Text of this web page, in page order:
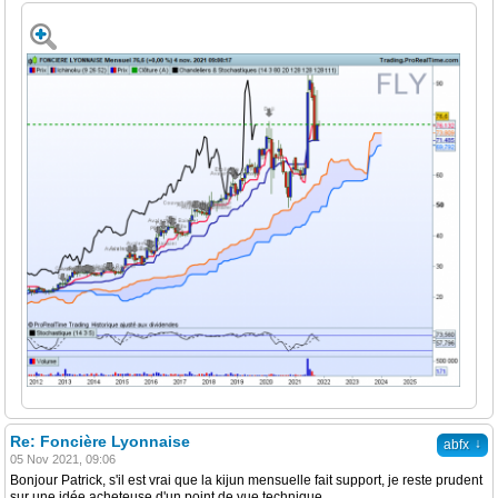
abfx ↓
Re: Foncière Lyonnaise
05 Nov 2021, 09:06
Bonjour Patrick, s'il est vrai que la kijun mensuelle fait support, je reste prudent